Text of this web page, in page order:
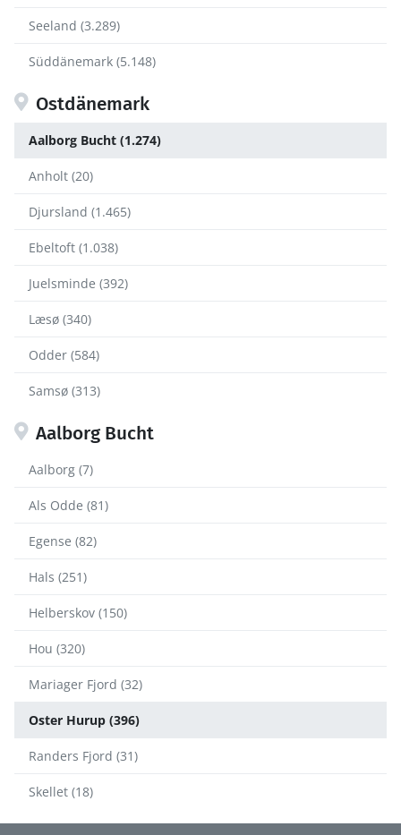
Seeland (3.289)
Süddänemark (5.148)
Ostdänemark
Aalborg Bucht (1.274)
Anholt (20)
Djursland (1.465)
Ebeltoft (1.038)
Juelsminde (392)
Læsø (340)
Odder (584)
Samsø (313)
Aalborg Bucht
Aalborg (7)
Als Odde (81)
Egense (82)
Hals (251)
Helberskov (150)
Hou (320)
Mariager Fjord (32)
Oster Hurup (396)
Randers Fjord (31)
Skellet (18)